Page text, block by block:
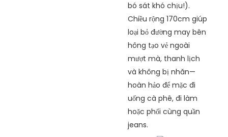
bó sát khó chịu!).
Chiều rộng 170cm giúp
loại bỏ đường may bên
hông tạo vẻ ngoài
mượt mà, thanh lịch
và không bị nhăn—
hoàn hảo để mặc đi
uống cà phê, đi làm
hoặc phối cùng quần
jeans.